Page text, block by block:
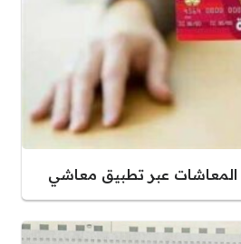
عبر تطبيق معاشي